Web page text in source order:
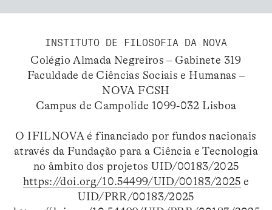
INSTITUTO DE FILOSOFIA DA NOVA
Colégio Almada Negreiros – Gabinete 319
Faculdade de Ciências Sociais e Humanas –
NOVA FCSH
Campus de Campolide 1099-032 Lisboa
O IFILNOVA é financiado por fundos nacionais
através da Fundação para a Ciência e Tecnologia
no âmbito dos projetos UID/00183/2025
https://doi.org/10.54499/UID/00183/2025 e
UID/PRR/00183/2025